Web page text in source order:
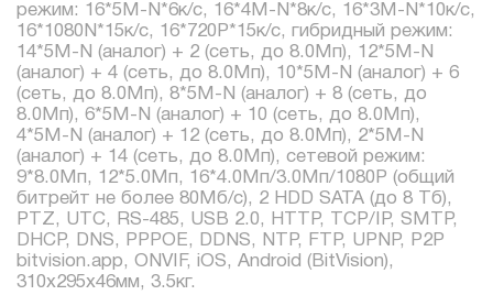
режим: 16*5М-N*6к/с, 16*4М-N*8к/с, 16*3М-N*10к/с,
16*1080N*15к/с, 16*720P*15к/с, гибридный режим:
14*5М-N (аналог) + 2 (сеть, до 8.0Мп), 12*5М-N
(аналог) + 4 (сеть, до 8.0Мп), 10*5М-N (аналог) + 6
(сеть, до 8.0Мп), 8*5М-N (аналог) + 8 (сеть, до
8.0Мп), 6*5М-N (аналог) + 10 (сеть, до 8.0Мп),
4*5М-N (аналог) + 12 (сеть, до 8.0Мп), 2*5М-N
(аналог) + 14 (сеть, до 8.0Мп), сетевой режим:
9*8.0Мп, 12*5.0Мп, 16*4.0Мп/3.0Мп/1080P (общий
битрейт не более 80Mб/с), 2 HDD SATA (до 8 Тб),
PTZ, UTC, RS-485, USB 2.0, HTTP, TCP/IP, SMTP,
DHCP, DNS, PPPOE, DDNS, NTP, FTP, UPNP, P2P
bitvision.app, ONVIF, iOS, Android (BitVision),
310x295x46мм, 3.5кг.